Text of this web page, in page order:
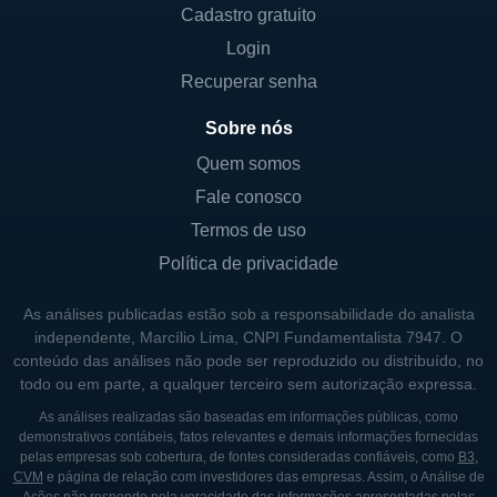
fornecimento de câmeras de vigilância,
software de gravação e serviços de
gerenciamento de dados. As câmeras
permitindo que eles capturem
automaticamente qualquer interação
enquanto estão em serviço.
Além disso, a empresa oferece soluções de
armazenamento em nuvem, o que
proporciona maior acessibilidade e
segurança para os dados coletados. Os
softwares de gerenciamento de vídeo da
Digital Ally ajudam a facilitar a organização,
análise e recuperação de gravações,
aumentando a eficácia na resposta a
Cadastro gratuito
Login
Recuperar senha
Sobre nós
Quem somos
Fale conosco
Termos de uso
Política de privacidade
As análises publicadas estão sob a responsabilidade do analista
independente, Marcílio Lima, CNPI Fundamentalista 7947. O
conteúdo das análises não pode ser reproduzido ou distribuído, no
todo ou em parte, a qualquer terceiro sem autorização expressa.
As análises realizadas são baseadas em informações públicas, como
demonstrativos contábeis, fatos relevantes e demais informações fornecidas
pelas empresas sob cobertura, de fontes consideradas confiáveis, como B3,
CVM e página de relação com investidores das empresas. Assim, o Análise de